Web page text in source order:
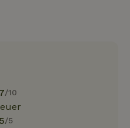
/10
/5